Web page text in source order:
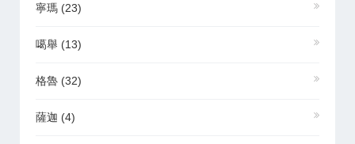
寧瑪 (23)
噶舉 (13)
格魯 (32)
薩迦 (4)